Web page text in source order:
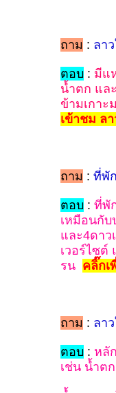
ถาม : ลา
ตอบ : มีแ
น้ำตก แล
ข้ามเกา
เข้าชม ล
ถาม : ที่พั
ตอบ : ที่พั
เหมือนกับ
และ4ดาว
เวอร์ไซต์
รน คลิ๊กเ
ถาม : ลา
ตอบ : หลั
เช่น น้ำต